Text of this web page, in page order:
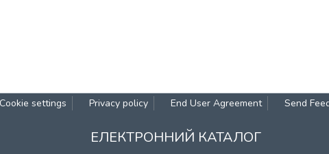
Cookie settings Privacy policy End User Agreement Send
ЕЛЕКТРОННИЙ КАТАЛОГ